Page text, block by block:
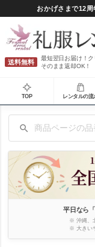
おかげさまで12
送料無料
最短翌日お届け！
そのまま返却OK！
TOP レンタルの流
平日なら「
※ 沖縄、
※ 大きい